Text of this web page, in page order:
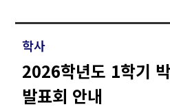
학사
2026학년도 1학기
발표회 안내